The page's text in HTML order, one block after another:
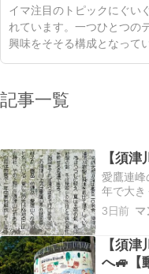
イマ注目のトピックにぐい
れています。一つひとつの
興味をそそる構成となって
記事一覧
【須
愛鷹連峰
年で大
涼みに
を 初め
たよう
3日前
【須
へ🚙【